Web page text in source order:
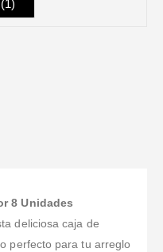
1)
8 Unidades
deliciosa caja de
perfecto para tu arreglo